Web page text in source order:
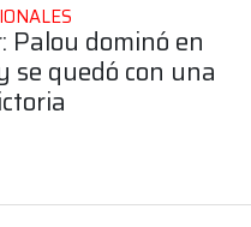
Palou dominó en
se quedó con una